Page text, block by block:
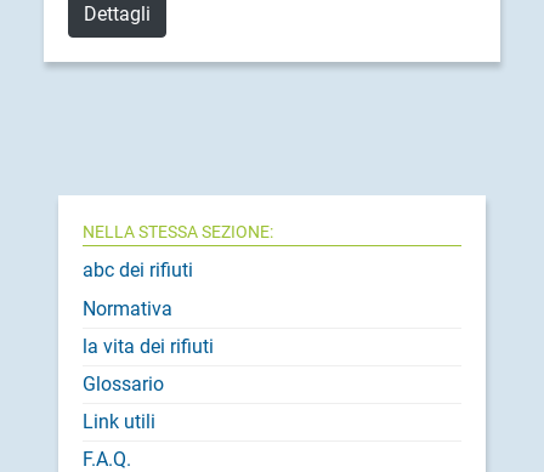
Dettagli
NELLA STESSA SEZIONE:
abc dei rifiuti
Normativa
la vita dei rifiuti
Glossario
Link utili
F.A.Q.